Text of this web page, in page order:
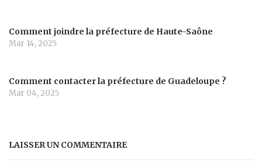
Comment joindre la préfecture de Haute-Saône
Mar 14, 2025
Comment contacter la préfecture de Guadeloupe ?
Mar 04, 2025
LAISSER UN COMMENTAIRE